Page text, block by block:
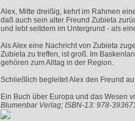
Alex, Mitte dreißig, kehrt im Rahmen
daß auch sein alter Freund Zubieta
und lebt seitdem im Untergrund - als
Als Alex eine Nachricht von Zubieta
Zubieta zu treffen, ist groß. Im
gehören zum Alltag in der Region.
Schließlich begleitet Alex den Freund
Ein Buch über Europa und das Wesen
Blumenbar Verlag; ISBN-13: 978-